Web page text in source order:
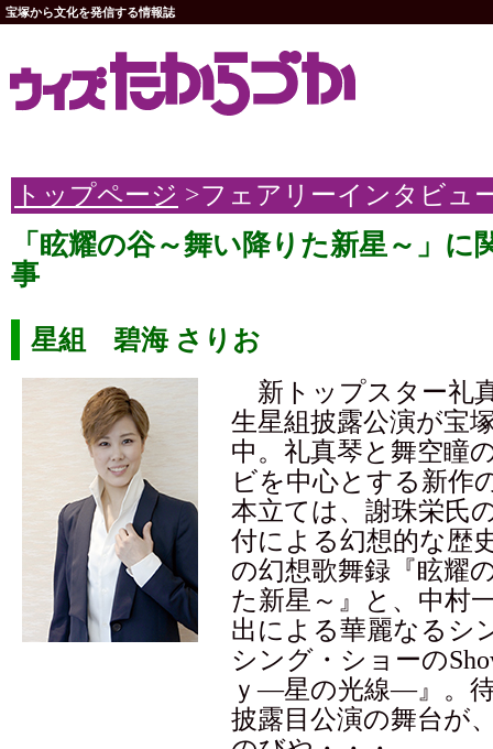
宝塚から文化を発信する情報誌
トップページ >フェアリーインタビュ
「眩耀の谷～舞い降りた新星～」に
事
星組 碧海 さりお
新トップスター礼
生星組披露公演が宝
中。礼真琴と舞空瞳
ビを中心とする新作
本立ては、謝珠栄氏
付による幻想的な歴
の幻想歌舞録『眩耀
た新星～』と、中村
出による華麗なるシ
シング・ショーの
ｙ―星の光線―』。
披露目公演の舞台が